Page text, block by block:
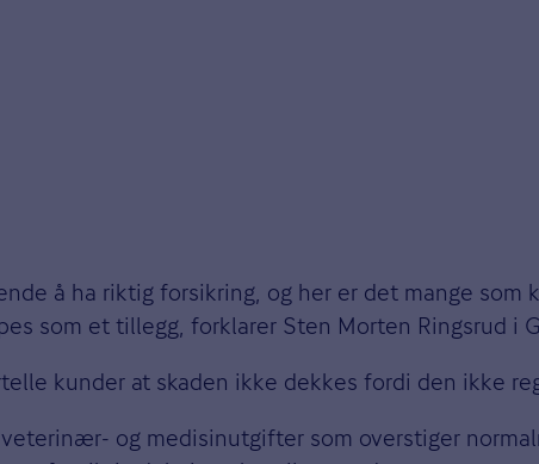
å ha riktig forsikring, og her er det mange som
som et tillegg, forklarer Sten Morten Ringsrud i
kunder at skaden ikke dekkes fordi den ikke
og medisinutgifter som overstiger